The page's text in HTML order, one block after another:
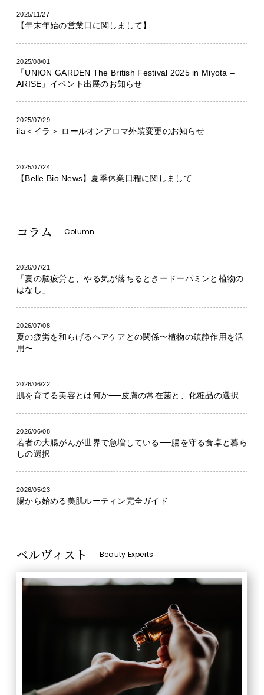
2025/11/27
【年末年始の営業日に関しまして】
2025/08/01
「UNION GARDEN The British Festival 2025 in Miyota –
ARISE」イベント出展のお知らせ
2025/07/29
ila＜イラ＞ ロールオンアロマ外装変更のお知らせ
2025/07/24
【Belle Bio News】夏季休業日程に関しまして
コラム Column
2026/07/21
「夏の脳疲労と、やる気が落ちるときードーパミンと植物の
はなし」
2026/07/08
夏の疲労を和らげるヘアケアとの関係〜植物の鎮静作用を活
用〜
2026/06/22
肌を育てる美容とは何か──皮膚の常在菌と、化粧品の選択
2026/06/08
若者の大腸がんが世界で急増している──腸を守る食卓と暮ら
しの選択
2026/05/23
腸から始める美肌ルーティン完全ガイド
ベルヴィスト Beauty Experts